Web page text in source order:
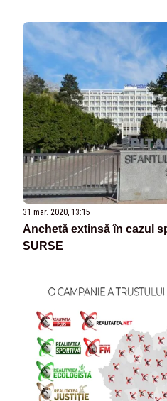
31 mar. 2020, 13:15
Anchetă extinsă în cazul
SURSE